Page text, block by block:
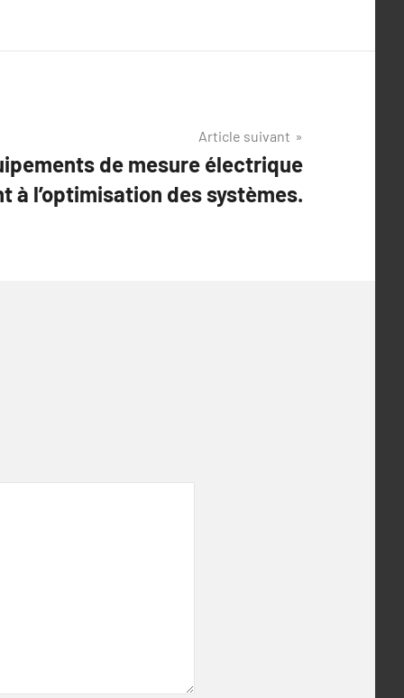
Article suivant
de mesure électrique
à l’optimisation des systèmes.